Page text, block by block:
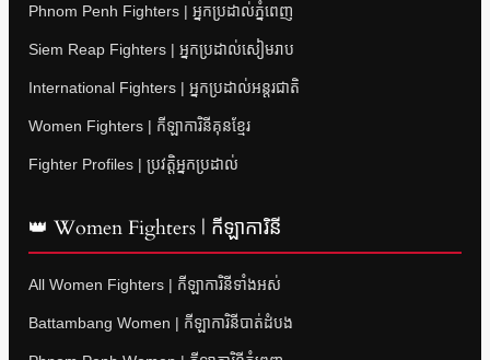
Phnom Penh Fighters | អ្នកប្រដាល់ភ្នំពេញ
Siem Reap Fighters | អ្នកប្រដាល់សៀមរាប
International Fighters | អ្នកប្រដាល់អន្តរជាតិ
Women Fighters | កីឡាការិនីគុនខ្មែរ
Fighter Profiles | ប្រវត្តិអ្នកប្រដាល់
👑 Women Fighters | កីឡាការិនី
All Women Fighters | កីឡាការិនីទាំងអស់
Battambang Women | កីឡាការិនីបាត់ដំបង